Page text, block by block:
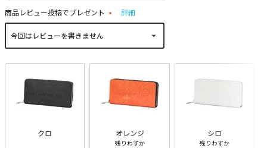
商品レビュー投稿でプレゼント
(
詳細
クロ オレンジ
残りわずか
シロ
残りわずか